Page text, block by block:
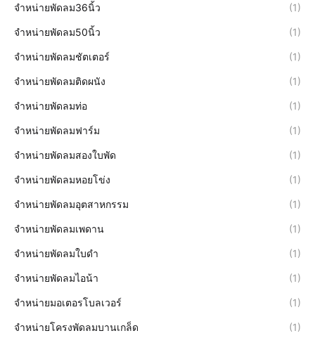
จำหน่ายพัดลม36นิ้ว (1)
จำหน่ายพัดลม50นิ้ว (1)
จำหน่ายพัดลมชัตเตอร์ (1)
จำหน่ายพัดลมติดผนัง (1)
จำหน่ายพัดลมท่อ (1)
จำหน่ายพัดลมฟาร์ม (1)
จำหน่ายพัดลมสองใบพัด (1)
จำหน่ายพัดลมหอยโข่ง (1)
จำหน่ายพัดลมอุตสาหกรรม (1)
จำหน่ายพัดลมเพดาน (1)
จำหน่ายพัดลมใบดำ (1)
จำหน่ายพัดลมไอน้า (1)
จำหน่ายมอเตอรโบลเวอร์ (1)
จำหน่ายโครงพัดลมบานเกล็ด (1)